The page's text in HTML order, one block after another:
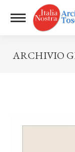
ARCHIVIO